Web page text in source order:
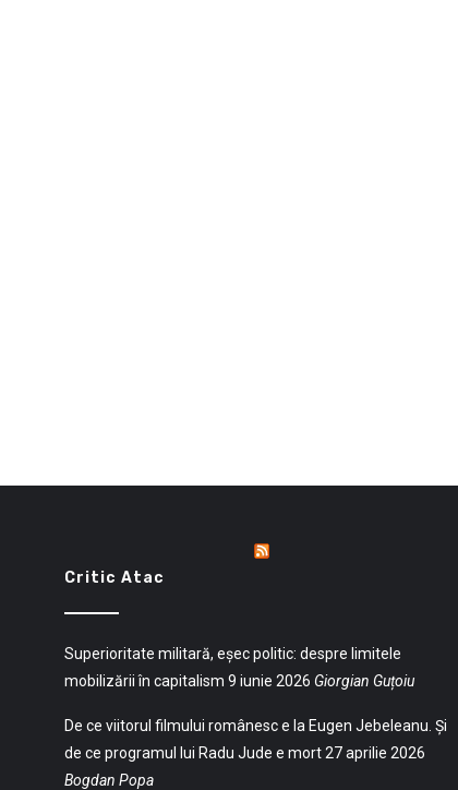
Critic Atac
Superioritate militară, eșec politic: despre limitele
mobilizării în capitalism 9 iunie 2026 Giorgian Guțoiu
De ce viitorul filmului românesc e la Eugen Jebeleanu. Și
de ce programul lui Radu Jude e mort 27 aprilie 2026
Bogdan Popa